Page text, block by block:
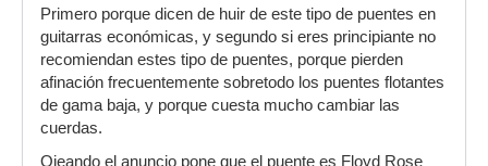
Primero porque dicen de huir de este tipo de puentes en
guitarras económicas, y segundo si eres principiante no
recomiendan estes tipo de puentes, porque pierden
afinación frecuentemente sobretodo los puentes flotantes
de gama baja, y porque cuesta mucho cambiar las
cuerdas.
Ojeando el anuncio pone que el puente es Floyd Rose